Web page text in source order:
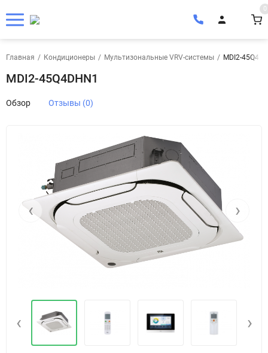
0
Главная / Кондиционеры / Мультизональные VRV-системы / MDI2-
MDI2-45Q4DHN1
Обзор Отзывы (0)
‹ ›
‹ ›